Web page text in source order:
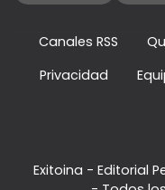
Canales RSS
Privacidad
Exitoina - Editorial